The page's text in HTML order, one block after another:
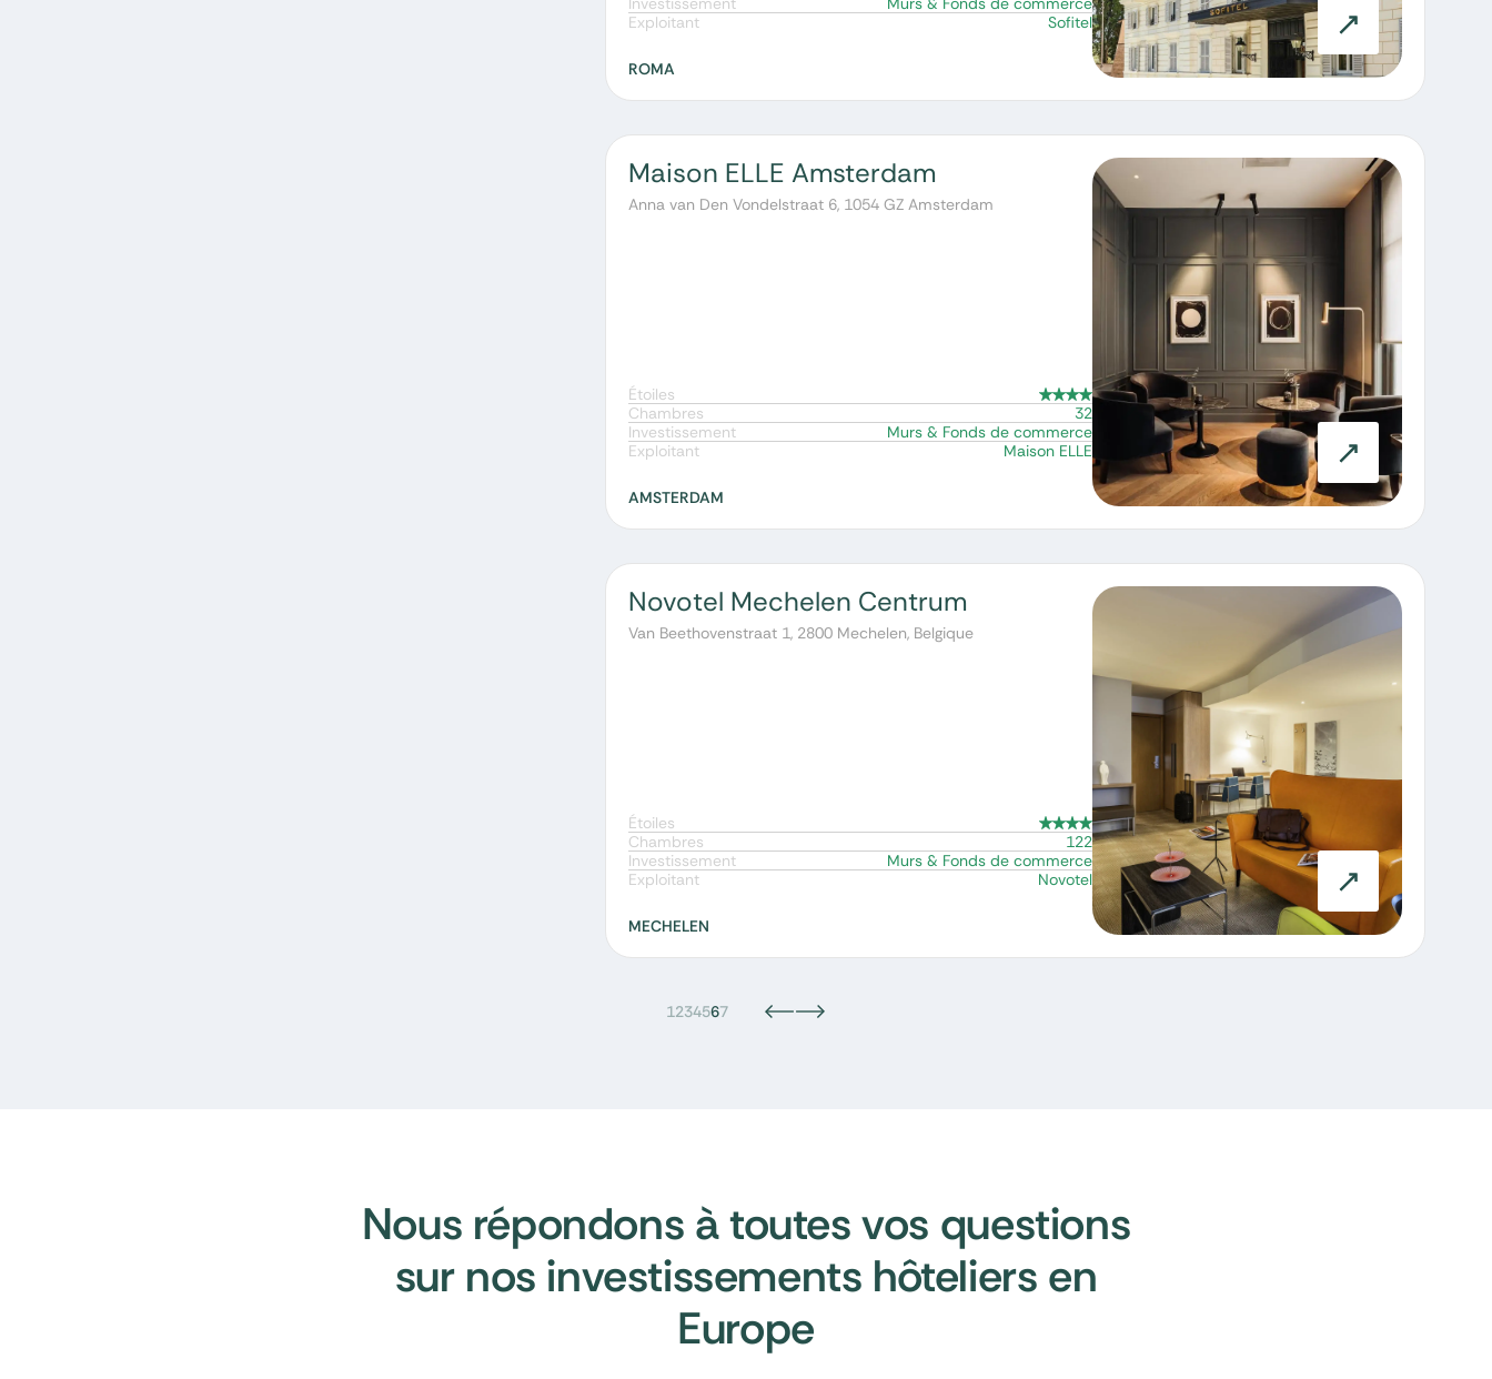
Exploitant
Sofitel
ROMA
Maison ELLE Amsterdam
Anna van Den Vondelstraat 6, 1054 GZ Amsterdam
Étoiles
Chambres
32
Investissement
Murs & Fonds de commerce
Exploitant
Maison ELLE
AMSTERDAM
Novotel Mechelen Centrum
Van Beethovenstraat 1, 2800 Mechelen, Belgique
Étoiles
Chambres
122
Investissement
Murs & Fonds de commerce
Exploitant
Novotel
MECHELEN
1234567
Nous répondons à toutes vos questions
sur nos investissements hôteliers en
Europe